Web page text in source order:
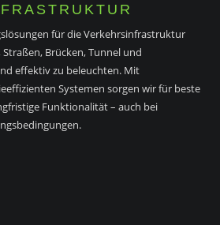
für die Verkehrsinfrastruktur
Brücken, Tunnel und
effektiv zu beleuchten. Mit
Systemen sorgen wir für beste
Funktionalität – auch bei